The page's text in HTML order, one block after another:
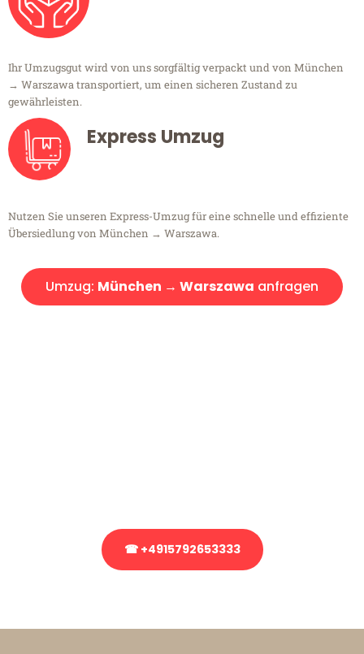
Ihr Umzugsgut wird von uns sorgfältig verpackt und von München
→ Warszawa transportiert, um einen sicheren Zustand zu
gewährleisten.
Express Umzug
Nutzen Sie unseren Express-Umzug für eine schnelle und effiziente
Übersiedlung von München → Warszawa.
Umzug: München → Warszawa anfragen
☎ +4915792653333